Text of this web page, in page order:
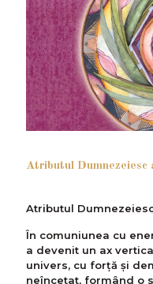
Atributul Dumnezeiesc
Atributul
În comuniunea cu
a devenit un ax
univers, cu forță şi
neîncetat, formând o